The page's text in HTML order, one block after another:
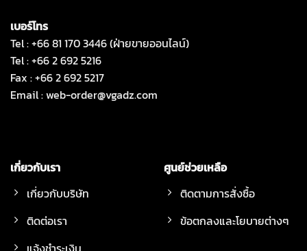
เบอร์โทร
Tel : +66 81 170 3446 (ฝ่ายขายออนไลน์)
Tel : +66 2 692 5216
Fax : +66 2 692 5217
Email :web-order@vgadz.com
เกี่ยวกับเรา
เกี่ยวกับบริษัท
ติดต่อเรา
ศูนย์ช่วยเหลือ
ติดตามการสั่งซื้อ
ข้อตกลงและโยบายต่างๆ